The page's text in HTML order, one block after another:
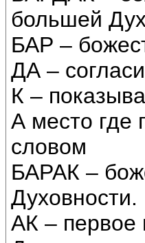
большей
БАР –
ДА –
К –
А место где
словом
БАРАК –
Духовности.
АК – первое